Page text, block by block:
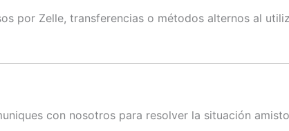
por Zelle, transferencias o métodos alternos al
con nosotros para resolver la situación